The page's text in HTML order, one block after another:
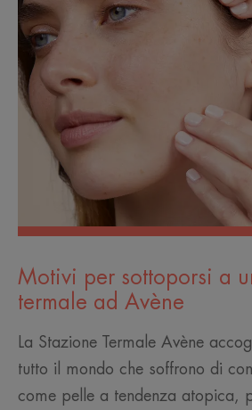
Motivi per sottoporsi a
termale ad Avène
La Stazione Termale Avène
tutto il mondo che soffrono di
come pelle a tendenza atopica,